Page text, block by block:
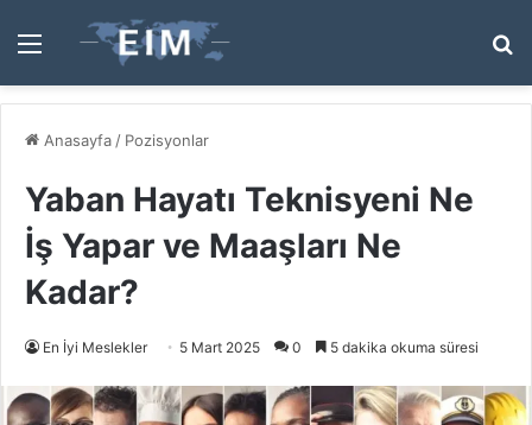
Menü
...
Anasayfa / Pozisyonlar
Yaban Hayatı Teknisyeni Ne
İş Yapar ve Maaşları Ne
Kadar?
En İyi Meslekler 5 Mart 2025 0 5 dakika okuma süresi